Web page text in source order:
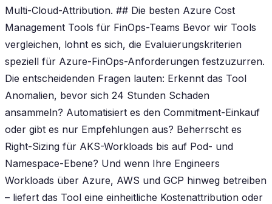
Multi-Cloud-Attribution. ## Die besten Azure Cost
Management Tools für FinOps-Teams Bevor wir Tools
vergleichen, lohnt es sich, die Evaluierungskriterien
speziell für Azure-FinOps-Anforderungen festzuzurren.
Die entscheidenden Fragen lauten: Erkennt das Tool
Anomalien, bevor sich 24 Stunden Schaden
ansammeln? Automatisiert es den Commitment-Einkauf
oder gibt es nur Empfehlungen aus? Beherrscht es
Right-Sizing für AKS-Workloads bis auf Pod- und
Namespace-Ebene? Und wenn Ihre Engineers
Workloads über Azure, AWS und GCP hinweg betreiben
– liefert das Tool eine einheitliche Kostenattribution oder